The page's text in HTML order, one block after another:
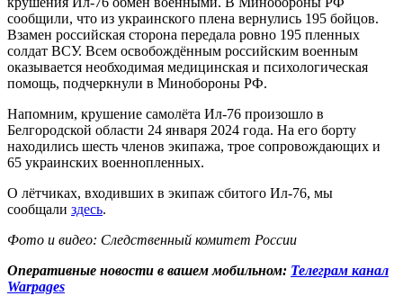
сообщили, что из украинского плена вернулись 195 бойцов.
Взамен российская сторона передала ровно 195 пленных
солдат ВСУ. Всем освобождённым российским военным
оказывается необходимая медицинская и психологическая
помощь, подчеркнули в Минобороны РФ.
Напомним, крушение самолёта Ил-76 произошло в
Белгородской области 24 января 2024 года. На его борту
находились шесть членов экипажа, трое сопровождающих и
65 украинских военнопленных.
О лётчиках, входивших в экипаж сбитого Ил-76, мы
сообщали здесь.
Фото и видео: Следственный комитет России
Оперативные новости в вашем мобильном: Телеграм канал
Warpages